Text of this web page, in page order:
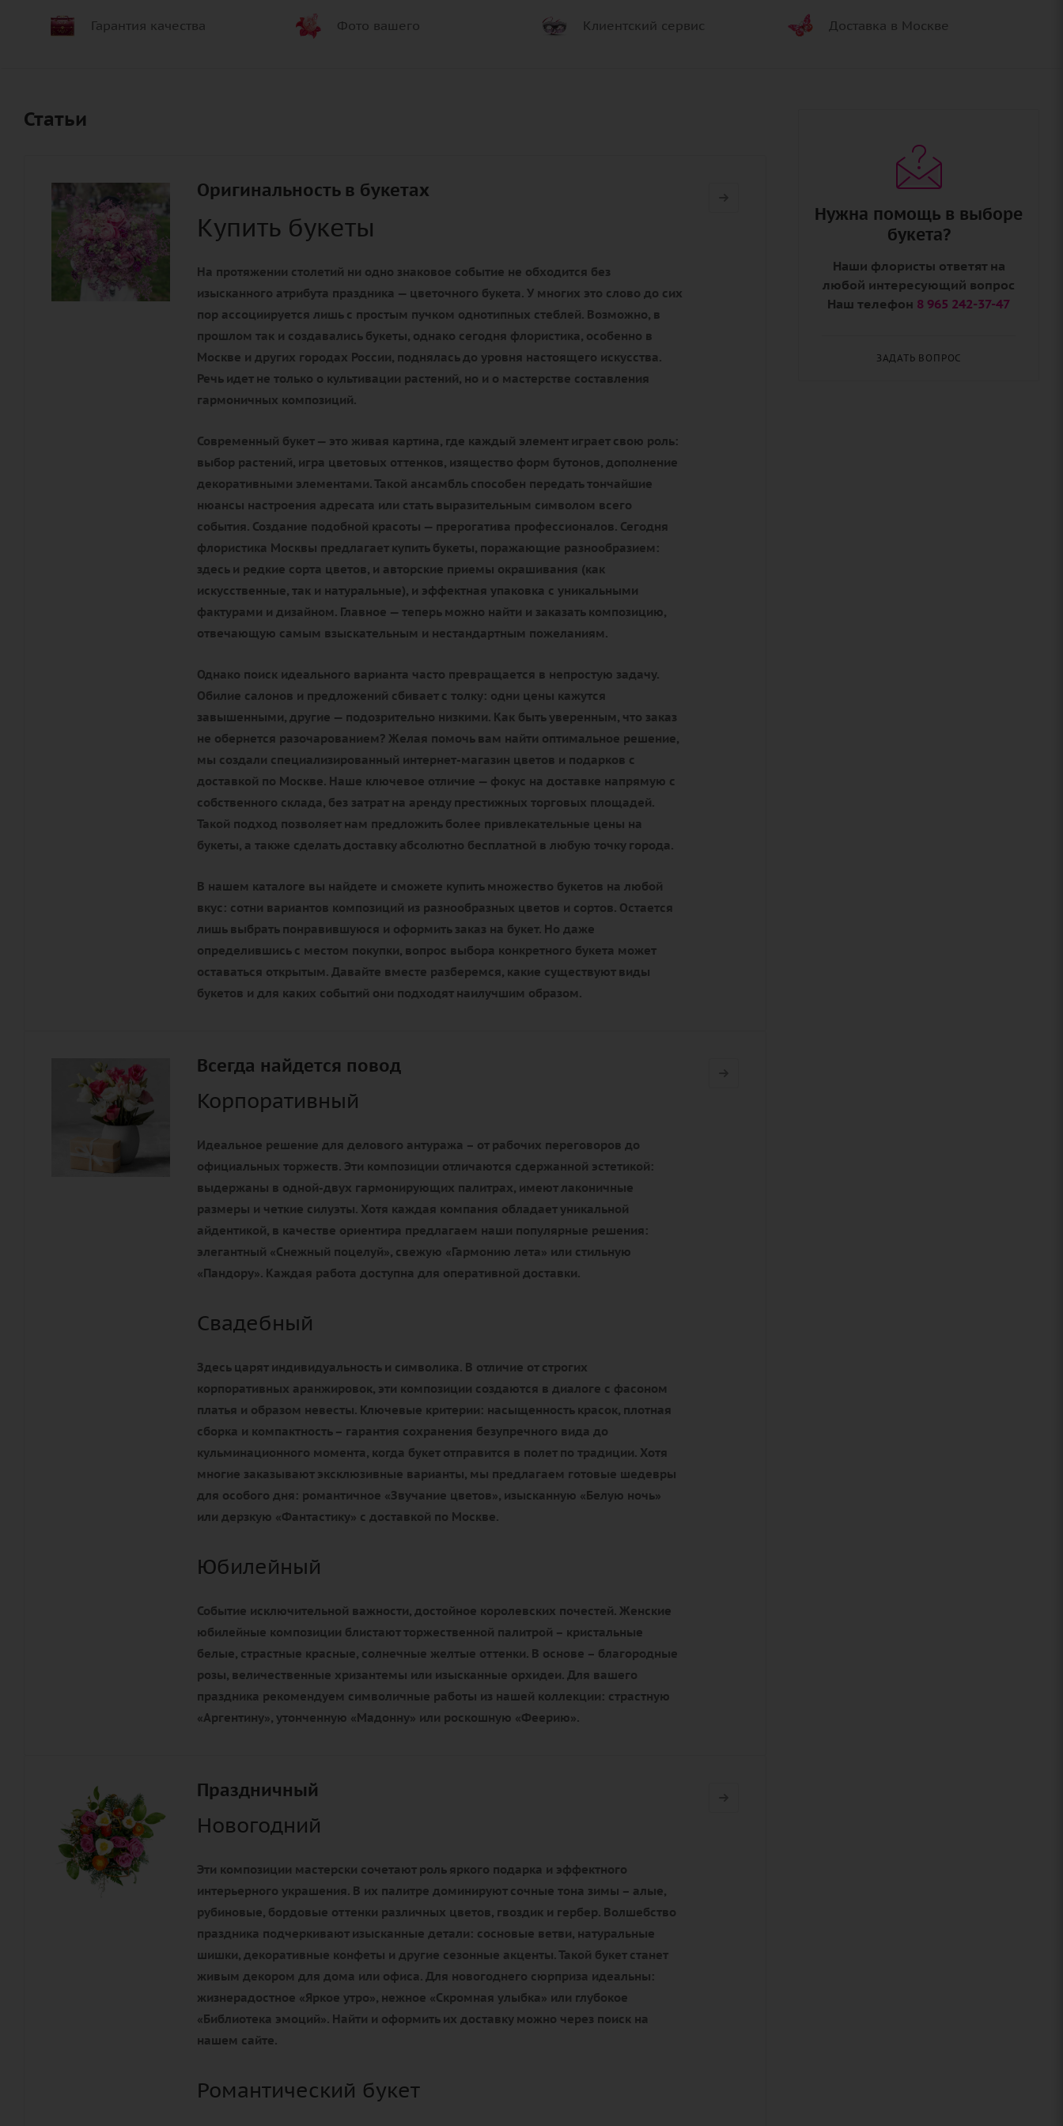
Гарантия качества Фото вашего Клиентский сервис Доставка в Москве
Статьи
Оригинальность в букетах
Купить букеты
На протяжении столетий ни одно знаковое событие не обходится без
изысканного атрибута праздника — цветочного букета. У многих это слово до сих
пор ассоциируется лишь с простым пучком однотипных стеблей. Возможно, в
прошлом так и создавались букеты, однако сегодня флористика, особенно в
Москве и других городах России, поднялась до уровня настоящего искусства.
Речь идет не только о культивации растений, но и о мастерстве составления
гармоничных композиций.
Современный букет — это живая картина, где каждый элемент играет свою роль:
выбор растений, игра цветовых оттенков, изящество форм бутонов, дополнение
декоративными элементами. Такой ансамбль способен передать тончайшие
нюансы настроения адресата или стать выразительным символом всего
события. Создание подобной красоты — прерогатива профессионалов. Сегодня
флористика Москвы предлагает купить букеты, поражающие разнообразием:
здесь и редкие сорта цветов, и авторские приемы окрашивания (как
искусственные, так и натуральные), и эффектная упаковка с уникальными
фактурами и дизайном. Главное — теперь можно найти и заказать композицию,
отвечающую самым взыскательным и нестандартным пожеланиям.
Однако поиск идеального варианта часто превращается в непростую задачу.
Обилие салонов и предложений сбивает с толку: одни цены кажутся
завышенными, другие — подозрительно низкими. Как быть уверенным, что заказ
не обернется разочарованием? Желая помочь вам найти оптимальное решение,
мы создали специализированный интернет-магазин цветов и подарков с
доставкой по Москве. Наше ключевое отличие — фокус на доставке напрямую с
собственного склада, без затрат на аренду престижных торговых площадей.
Такой подход позволяет нам предложить более привлекательные цены на
букеты, а также сделать доставку абсолютно бесплатной в любую точку города.
В нашем каталоге вы найдете и сможете купить множество букетов на любой
вкус: сотни вариантов композиций из разнообразных цветов и сортов. Остается
лишь выбрать понравившуюся и оформить заказ на букет. Но даже
определившись с местом покупки, вопрос выбора конкретного букета может
оставаться открытым. Давайте вместе разберемся, какие существуют виды
букетов и для каких событий они подходят наилучшим образом.
Всегда найдется повод
Корпоративный
Идеальное решение для делового антуража – от рабочих переговоров до
официальных торжеств. Эти композиции отличаются сдержанной эстетикой:
выдержаны в одной-двух гармонирующих палитрах, имеют лаконичные
размеры и четкие силуэты. Хотя каждая компания обладает уникальной
айдентикой, в качестве ориентира предлагаем наши популярные решения:
элегантный «Снежный поцелуй», свежую «Гармонию лета» или стильную
«Пандору». Каждая работа доступна для оперативной доставки.
Свадебный
Здесь царят индивидуальность и символика. В отличие от строгих
корпоративных аранжировок, эти композиции создаются в диалоге с фасоном
платья и образом невесты. Ключевые критерии: насыщенность красок, плотная
сборка и компактность – гарантия сохранения безупречного вида до
кульминационного момента, когда букет отправится в полет по традиции. Хотя
многие заказывают эксклюзивные варианты, мы предлагаем готовые шедевры
для особого дня: романтичное «Звучание цветов», изысканную «Белую ночь»
или дерзкую «Фантастику» с доставкой по Москве.
Юбилейный
Событие исключительной важности, достойное королевских почестей. Женские
юбилейные композиции блистают торжественной палитрой – кристальные
белые, страстные красные, солнечные желтые оттенки. В основе – благородные
розы, величественные хризантемы или изысканные орхидеи. Для вашего
праздника рекомендуем символичные работы из нашей коллекции: страстную
«Аргентину», утонченную «Мадонну» или роскошную «Феерию».
Праздничный
Новогодний
Эти композиции мастерски сочетают роль яркого подарка и эффектного
интерьерного украшения. В их палитре доминируют сочные тона зимы – алые,
рубиновые, бордовые оттенки различных цветов, гвоздик и гербер. Волшебство
праздника подчеркивают изысканные детали: сосновые ветви, натуральные
шишки, декоративные конфеты и другие сезонные акценты. Такой букет станет
живым декором для дома или офиса. Для новогоднего сюрприза идеальны:
жизнерадостное «Яркое утро», нежное «Скромная улыбка» или глубокое
«Библиотека эмоций». Найти и оформить их доставку можно через поиск на
нашем сайте.
Романтический букет
Нужна помощь в выборе
букета?
Наши флористы ответят на
любой интересующий вопрос
Наш телефон 8 965 242-37-47
ЗАДАТЬ ВОПРОС